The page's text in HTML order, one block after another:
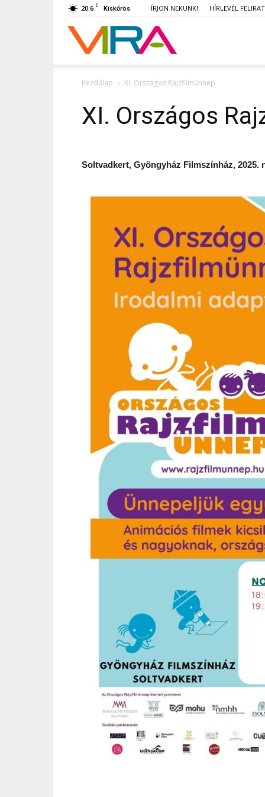
20.6 C Kiskőrös ÍRJON NEKÜNK! HÍRLEVÉL
VIRA
Kezdőlap XI. Országos Rajzfilmünnep
XI. Országos
Soltvadkert, Gyöngyház Filmszínház, 2025.